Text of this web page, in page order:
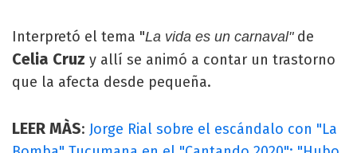
Interpretó el tema "La vida es un carnaval" de
Celia Cruz y allí se animó a contar un trastorno
que la afecta desde pequeña.
LEER MÀS: Jorge Rial sobre el escándalo con "La